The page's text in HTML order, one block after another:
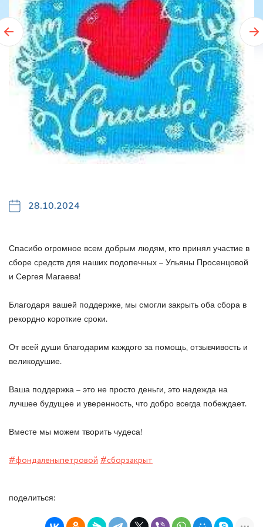
28.10.2024
Спасибо огромное всем добрым людям, кто принял участие в
сборе средств для наших подопечных – Ульяны Просенцовой
и Сергея Магаева!
Благодаря вашей поддержке, мы смогли закрыть оба сбора в
рекордно короткие сроки.
От всей души благодарим каждого за помощь, отзывчивость и
великодушие.
Ваша поддержка – это не просто деньги, это надежда на
лучшее будущее и уверенность, что добро всегда побеждает.
Вместе мы можем творить чудеса!
#фондаленыпетровой #сборзакрыт
поделиться: